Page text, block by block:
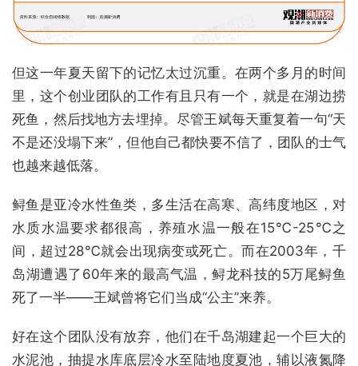
但这一年夏天留下的记忆太过沉重。在两个多月的时间
里，这个创业团队的工作有且只有一个，就是在湖边捞
死鱼，然后找地方去埋掉。尽管王斌每天重复着一句“天
不是还没塌下来”，但他自己都快要不信了，团队的士气
也越来越低落。
鲟鱼是亚冷水性鱼类，多生活在高寒、高纬度地区，对
水质水温要求都很高，养殖水温一般在15℃-25℃之
间，超过28℃就会出现病变或死亡。而在2003年，千
岛湖遭遇了60年来的最高气温，鲟龙科技的5万尾鲟鱼
死了一半——王斌曾将它们当成“公主”来养。
好在这个团队没有放弃，他们在千岛湖建起一个巨大的
水泥池，抽提水库底层冷水至陆地度夏池，辅以液氮降